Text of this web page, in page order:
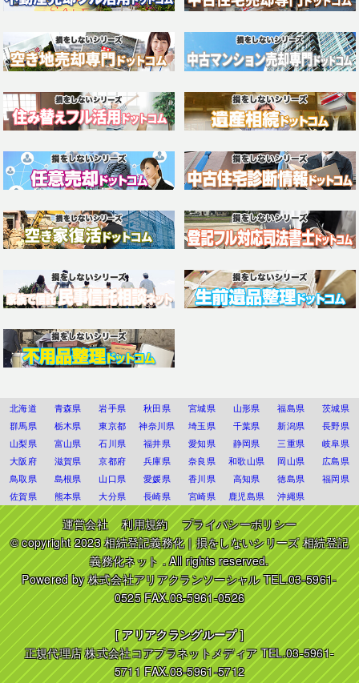
北海道 青森県 岩手県 秋田県 宮城県 山形県 福島県
茨城県
群馬県
栃木県 東京都 神奈川県 埼玉県 千葉県 新潟県
長野県
山梨県
富山県 石川県 福井県 愛知県 静岡県 三重県
岐阜県
大阪府
滋賀県 京都府 兵庫県 奈良県 和歌山県 岡山県
広島県
鳥取県
島根県 山口県 愛媛県 香川県 高知県 徳島県
福岡県
佐賀県
熊本県 大分県 長崎県 宮崎県 鹿児島県 沖縄県
運営会社 利用規約
プライバシーポリシー
© copyright 2023相続登記義務化｜損をしないシリーズ 相続登記
義務化ネット. All rights reserved.
Powered by株式会社アリアクランソーシャルTEL.03-5961-
0525 FAX.03-5961-0526
[アリアクラングループ]
正規代理店株式会社コアプラネットメディアTEL.03-5961-
5711 FAX.03-5961-5712